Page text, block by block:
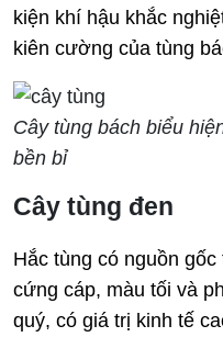
kiện khí hậu khắc
kiên cường của tùng
Cây tùng bách biểu
bền bỉ
Cây tùng đen
Hắc tùng có nguồn
cứng cáp, màu tối và
quý, có giá trị kinh tế